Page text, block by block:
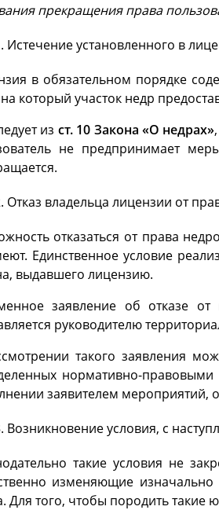
прекращения права
Истечение установленного в
в обязательном порядке
который участок недр
из ст. 10 Закона «О недрах»
не предпринимает
Отказ владельца лицензии от
отказаться от права
Единственное условие
выдавшего лицензию.
заявление об отказе
руководителю
такого заявления
нормативно-правовыми
заявителем мероприятий,
Возникновение условия, с
такие условия не
изменяющие
Для того, чтобы породить такие